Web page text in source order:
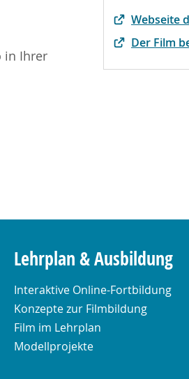
in Ihrer
Webseite
Der Film
Lehrplan & Ausbildung
Interaktive Online-Fortbildung
Konzepte zur Filmbildung
Film im Lehrplan
Modellprojekte